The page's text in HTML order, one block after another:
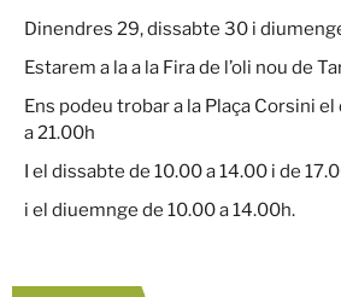
Dinendres 29, dissabte 30 i
Estarem a la a la Fira de l’oli nou de
Ens podeu trobar a la Plaça Corsini
a 21.00h
I el dissabte de 10.00 a 14.00 i de
i el diuemnge de 10.00 a 14.00h.